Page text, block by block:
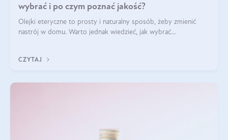
wybrać i po czym poznać jakość?
Olejki eteryczne to prosty i naturalny sposób, żeby zmienić
nastrój w domu. Warto jednak wiedzieć, jak wybrać
kryteria wyboru!
CZYTAJ